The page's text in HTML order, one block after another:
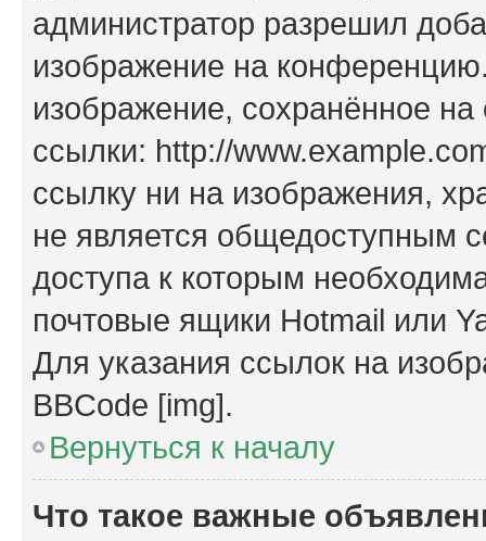
администратор разрешил
изображение на
изображение, сохранённое
ссылки: http://
ссылку ни на изображения,
не является общедоступным
доступа к которым
почтовые ящики Hotmail или
Для указания ссылок на
BBCode [img].
Вернуться к началу
Что такое важные